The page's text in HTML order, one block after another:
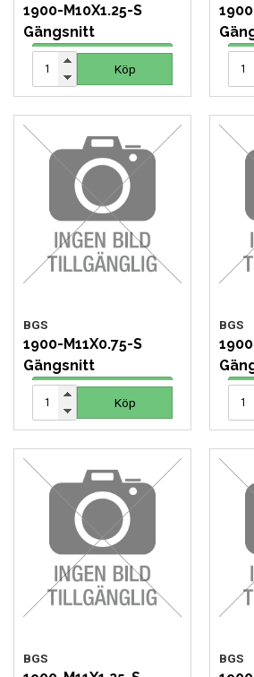
PUMPAR
SKYDDSUTRUSTNING
SLANGVINDOR
STEGAR, STÖD OCH PLATTFORMAR
TUNGA FORDON UNIVERSAL
VERKSTADSUTRUSTNING
VERKTYG
VERKTYG FÖR ELBILAR
VÄSKOR OCH BOXAR
OM OSS
1900-M10X1.25-S
Gängsnitt
28 SEK
Köp
28
BGS
1900-M11X0.75-S
Gängsnitt
26 SEK
Köp
BGS
26
BGS BGS